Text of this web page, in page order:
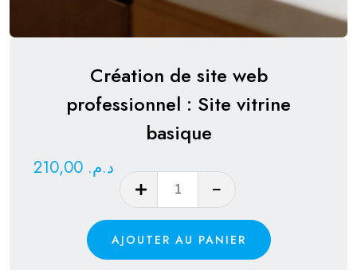
Création de site web
professionnel : Site vitrine
basique
د.م.
de
Création
de
AJOUTER AU PANIER